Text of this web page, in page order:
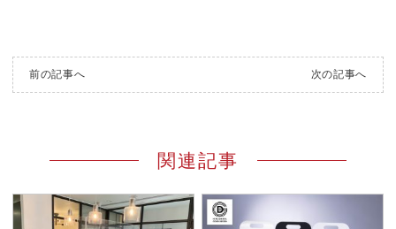
前の記事へ 次の記事へ
関連記事